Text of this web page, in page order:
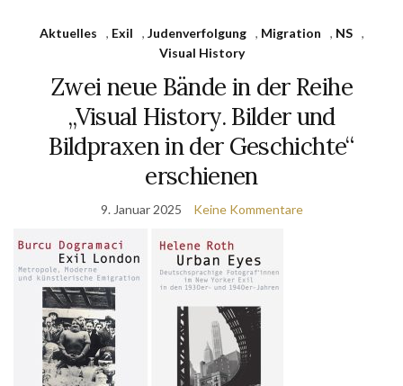
Aktuelles , Exil , Judenverfolgung , Migration , NS
,
Visual History
Zwei neue Bände in der Reihe
„Visual History. Bilder und
Bildpraxen in der Geschichte“
erschienen
9. Januar 2025 Keine Kommentare